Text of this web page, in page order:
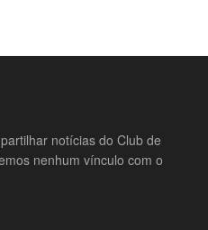
notícias do Club de
nenhum vínculo com o